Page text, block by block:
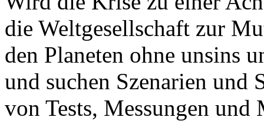
die Weltgesellschaft zur
den Planeten ohne unsins
und suchen Szenarien und
von Tests, Messungen und